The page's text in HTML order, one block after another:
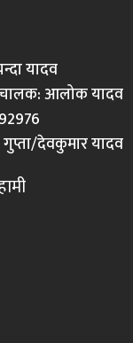
यादव
आलोक यादव
देवकुमार यादव